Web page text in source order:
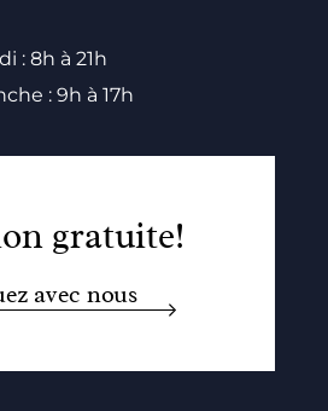
: 8h à 21h
: 9h à 17h
gratuite!
avec nous